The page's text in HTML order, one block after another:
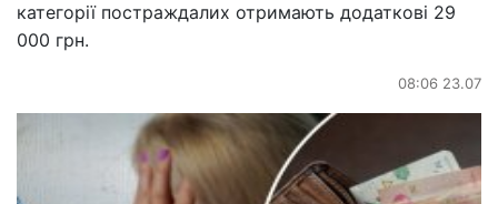
категорії постраждалих отримають додаткові 29
000 грн.
08:06 23.07